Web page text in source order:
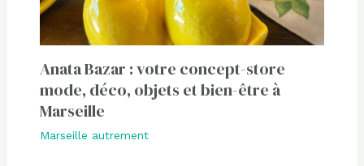
Anata Bazar : votre concept-store
mode, déco, objets et bien-être à
Marseille
Marseille autrement